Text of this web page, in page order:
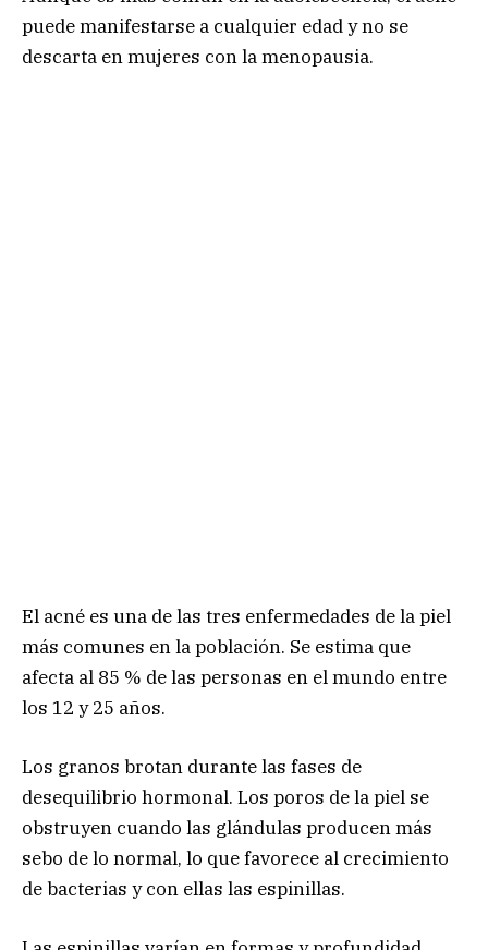
puede manifestarse a cualquier edad y no se
descarta en mujeres con la menopausia.
El acné es una de las tres enfermedades de la piel
más comunes en la población. Se estima que
afecta al 85 % de las personas en el mundo entre
los 12 y 25 años.
Los granos brotan durante las fases de
desequilibrio hormonal. Los poros de la piel se
obstruyen cuando las glándulas producen más
sebo de lo normal, lo que favorece al crecimiento
de bacterias y con ellas las espinillas.